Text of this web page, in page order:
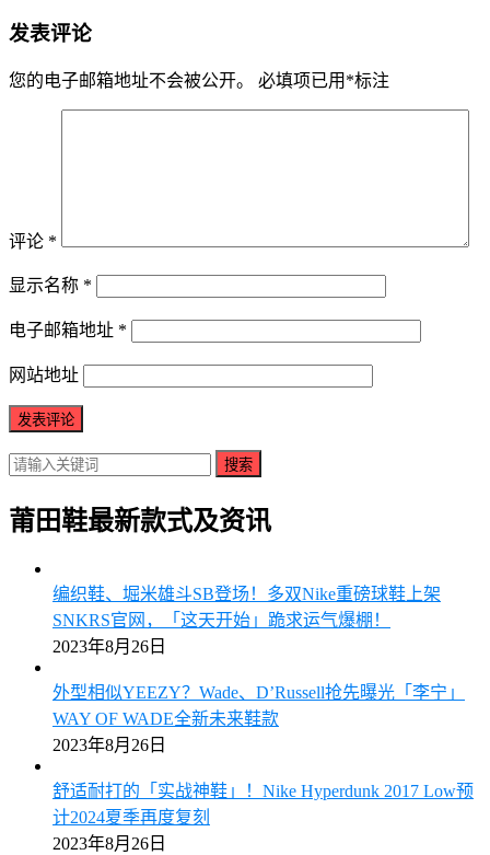
发表评论
您的电子邮箱地址不会被公开。 必填项已用 *标注
评论 *
显示名称 *
电子邮箱地址 *
网站地址
搜索
莆田鞋最新款式及资讯
编织鞋、堀米雄斗SB登场！多双Nike重磅球鞋上架
SNKRS官网，「这天开始」跪求运气爆棚！
2023年8月26日
外型相似YEEZY？Wade、D’Russell抢先曝光「李宁」
WAY OF WADE全新未来鞋款
2023年8月26日
舒适耐打的「实战神鞋」！Nike Hyperdunk 2017 Low预
计2024夏季再度复刻
2023年8月26日